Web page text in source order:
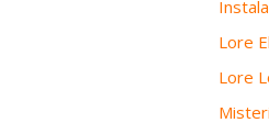
Lore
Lore